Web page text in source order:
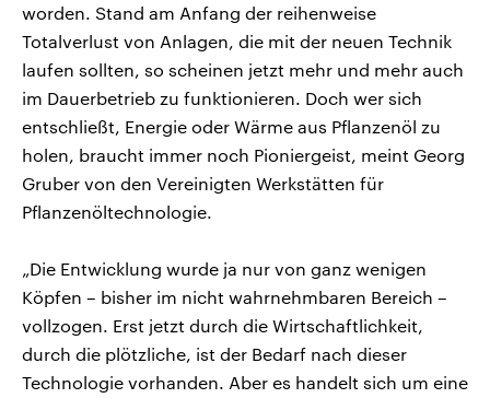
worden. Stand am Anfang der reihenweise
Totalverlust von Anlagen, die mit der neuen Technik
laufen sollten, so scheinen jetzt mehr und mehr auch
im Dauerbetrieb zu funktionieren. Doch wer sich
entschließt, Energie oder Wärme aus Pflanzenöl zu
holen, braucht immer noch Pioniergeist, meint Georg
Gruber von den Vereinigten Werkstätten für
Pflanzenöltechnologie.
„Die Entwicklung wurde ja nur von ganz wenigen
Köpfen – bisher im nicht wahrnehmbaren Bereich –
vollzogen. Erst jetzt durch die Wirtschaftlichkeit,
durch die plötzliche, ist der Bedarf nach dieser
Technologie vorhanden. Aber es handelt sich um eine